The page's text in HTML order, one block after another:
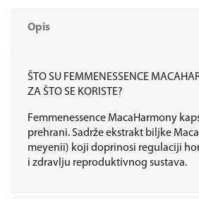
Opis
ŠTO SU FEMMENESSENCE
ZA ŠTO SE KORISTE?
Femmenessence MacaHarmony
prehrani. Sadrže ekstrakt biljke
meyenii) koji doprinosi regulaciji
i zdravlju reproduktivnog sustava.